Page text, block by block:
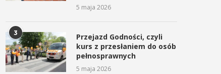
Czas zacząć sezon górskich
wędrówek
10 kwietnia 2026
Pamięci Polaków
Żydów...
5 maja 2026
3
Przejazd Godności, czyli
kurs z przesłaniem do osób
pełnosprawnych
5 maja 2026